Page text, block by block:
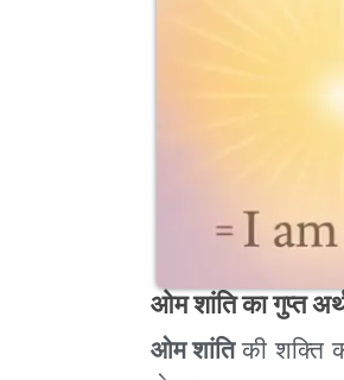
ओम शांति का गुप्त
ओम शांतिकी शक्ति